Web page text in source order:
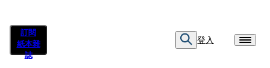
訂閱
紙本雜
誌
登入